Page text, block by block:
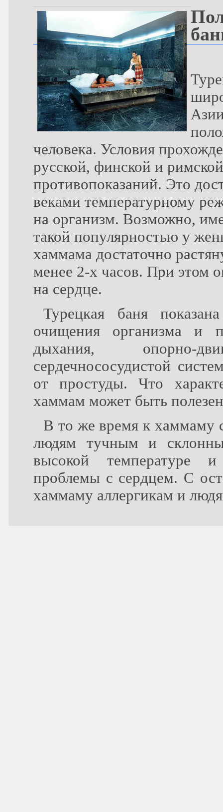
человека. Условия
русской, финской и
противопоказаний. Это
веками температурному
на организм. Возможно,
такой популярностью у
хаммама достаточно
менее 2-х часов. При этом
на сердце.
Турецкая баня
очищения организма и
дыхания, опорно-
сердечнососудистой
от простуды. Что
хаммам может быть
В то же время к хаммаму
людям тучным и
высокой температуре
проблемы с сердцем. С
хаммаму аллергикам и